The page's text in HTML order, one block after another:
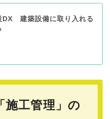
DX 建築設備に取り入れる
施工管理」の